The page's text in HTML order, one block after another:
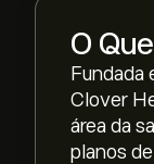
O
Clover
área da
planos
O preço